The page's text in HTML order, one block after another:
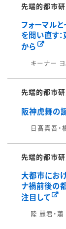
先端的都市
フォーマル
を問い直す
から
キーナー
先端的都市
阪神虎舞の
日髙真吾
先端的都市
大都市にお
ナ禍前後の
注目して
陸 麗君・